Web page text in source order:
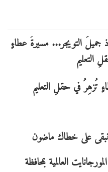
تُزهِرُ في حقلِ التعليم
على خطاك ماضون
العالمية بمحافظة